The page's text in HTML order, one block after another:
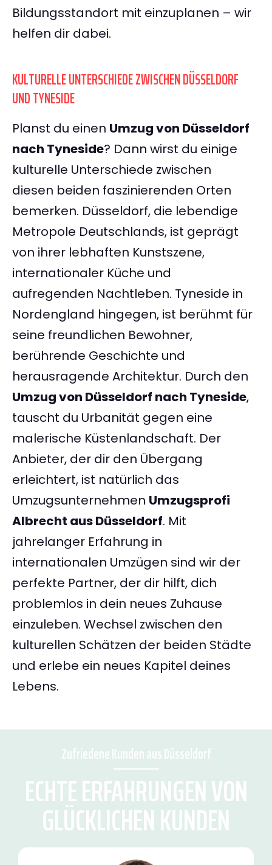
Bildungsstandort mit einzuplanen – wir
helfen dir dabei.
KULTURELLE UNTERSCHIEDE ZWISCHEN DÜSSELDORF
UND TYNESIDE
Planst du einen Umzug von Düsseldorf
nach Tyneside? Dann wirst du einige
kulturelle Unterschiede zwischen
diesen beiden faszinierenden Orten
bemerken. Düsseldorf, die lebendige
Metropole Deutschlands, ist geprägt
von ihrer lebhaften Kunstszene,
internationaler Küche und
aufregenden Nachtleben. Tyneside in
Nordengland hingegen, ist berühmt für
seine freundlichen Bewohner,
berührende Geschichte und
herausragende Architektur. Durch den
Umzug von Düsseldorf nach Tyneside,
tauscht du Urbanität gegen eine
malerische Küstenlandschaft. Der
Anbieter, der dir den Übergang
erleichtert, ist natürlich das
Umzugsunternehmen Umzugsprofi
Albrecht aus Düsseldorf. Mit
jahrelanger Erfahrung in
internationalen Umzügen sind wir der
perfekte Partner, der dir hilft, dich
problemlos in dein neues Zuhause
einzuleben. Wechsel zwischen den
kulturellen Schätzen der beiden Städte
und erlebe ein neues Kapitel deines
Lebens.
Zufriedene Kunden aus Düsseldorf
ECHTE ERFAHRUNGEN VON
GLÜCKLICHEN KUNDEN